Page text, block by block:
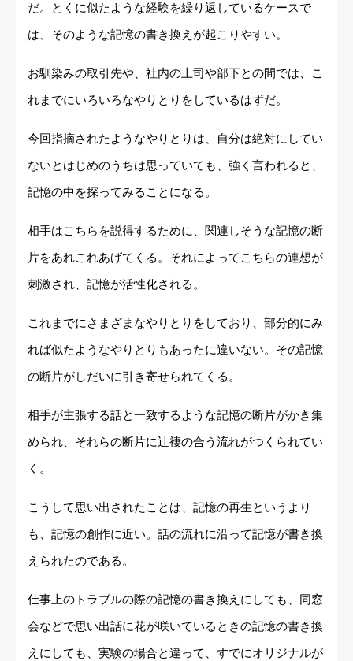
だ。とくに似たような経験を繰り返しているケースで
は、そのような記憶の書き換えが起こりやすい。
お馴染みの取引先や、社内の上司や部下との間では、こ
れまでにいろいろなやりとりをしているはずだ。
今回指摘されたようなやりとりは、自分は絶対にしてい
ないとはじめのうちは思っていても、強く言われると、
記憶の中を探ってみることになる。
相手はこちらを説得するために、関連しそうな記憶の断
片をあれこれあげてくる。それによってこちらの連想が
刺激され、記憶が活性化される。
これまでにさまざまなやりとりをしており、部分的にみ
れば似たようなやりとりもあったに違いない。その記憶
の断片がしだいに引き寄せられてくる。
相手が主張する話と一致するような記憶の断片がかき集
められ、それらの断片に辻褄の合う流れがつくられてい
く。
こうして思い出されたことは、記憶の再生というより
も、記憶の創作に近い。話の流れに沿って記憶が書き換
えられたのである。
仕事上のトラブルの際の記憶の書き換えにしても、同窓
会などで思い出話に花が咲いているときの記憶の書き換
えにしても、実験の場合と違って、すでにオリジナルが